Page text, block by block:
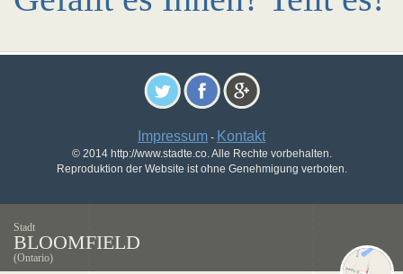
Impressum - Kontakt
© 2014 http://www.stadte.co. Alle Rechte vorbehalten.
Reproduktion der Website ist ohne Genehmigung verboten.
Stadt
BLOOMFIELD
(Ontario)